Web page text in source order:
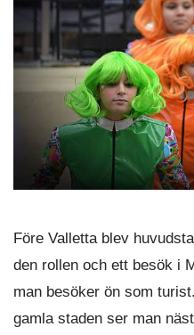
Före Valletta blev
den rollen och ett besök i
man besöker ön som
gamla staden ser man